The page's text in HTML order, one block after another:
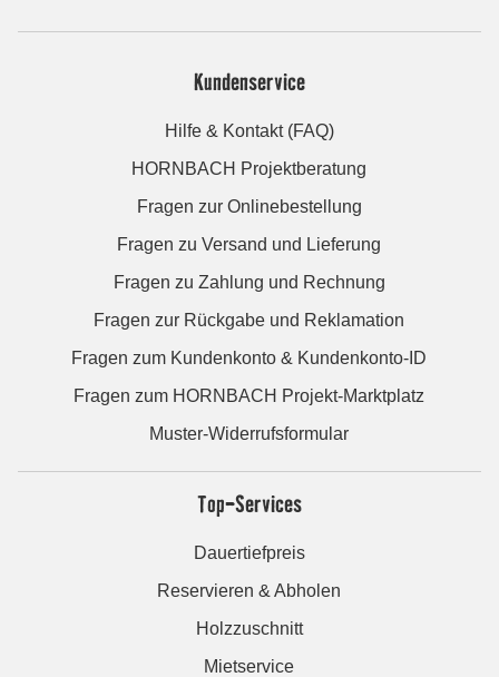
Kundenservice
Hilfe & Kontakt (FAQ)
HORNBACH Projektberatung
Fragen zur Onlinebestellung
Fragen zu Versand und Lieferung
Fragen zu Zahlung und Rechnung
Fragen zur Rückgabe und Reklamation
Fragen zum Kundenkonto & Kundenkonto-ID
Fragen zum HORNBACH Projekt-Marktplatz
Muster-Widerrufsformular
Top-Services
Dauertiefpreis
Reservieren & Abholen
Holzzuschnitt
Mietservice